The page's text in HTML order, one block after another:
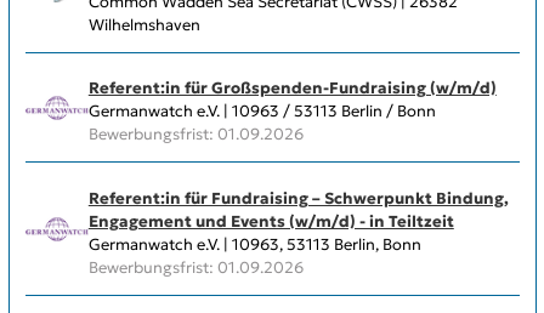
Wilhelmshaven
Referent:in für Großspenden-Fundraising (w/m/d)
Germanwatch e.V. | 10963 / 53113 Berlin / Bonn
Bewerbungsfrist: 01.09.2026
Referent:in für Fundraising – Schwerpunkt Bindung,
Engagement und Events (w/m/d) - in Teiltzeit
Germanwatch e.V. | 10963, 53113 Berlin, Bonn
Bewerbungsfrist: 01.09.2026